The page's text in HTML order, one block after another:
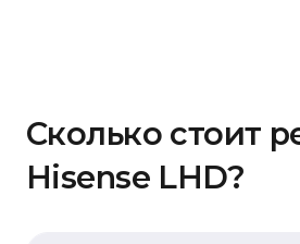
Сколько стоит
Hisense LHD?